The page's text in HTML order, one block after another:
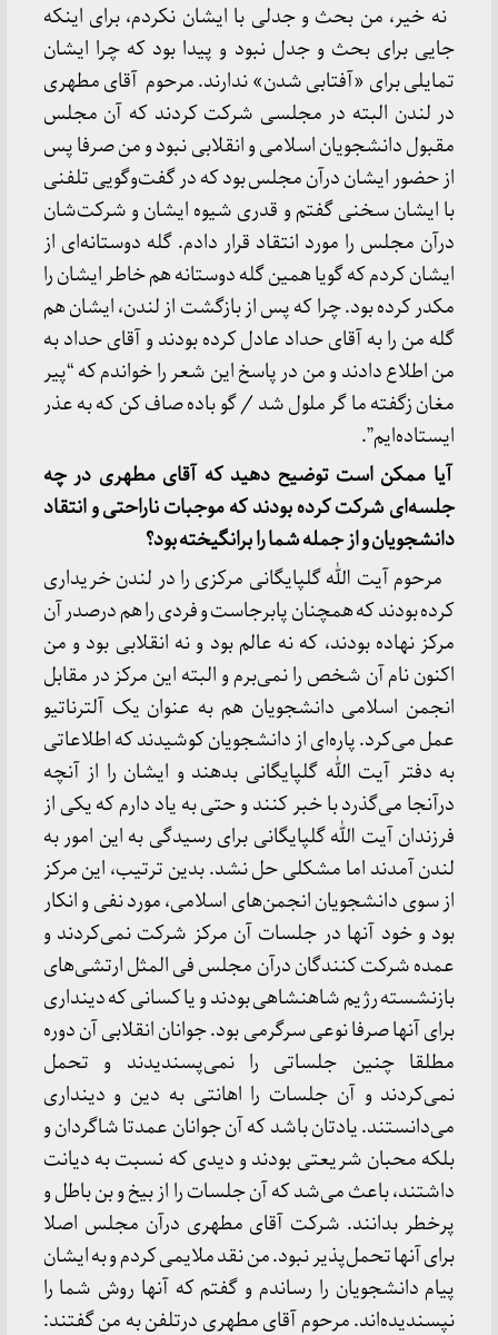
نه خیر، من بحث و جدلی با ایشان نکردم، برای اینکه
جایی برای بحث و جدل نبود و پیدا بود که چرا ایشان
تمایلی برای «آفتابی شدن» ندارند. مرحوم آقای مطهری
در لندن البته در مجلسی شرکت کردند که آن مجلس
مقبول دانشجویان اسلامی و انقلابی نبود و من صرفا پس
از حضور ایشان درآن مجلس بود که در گفت‌وگویی تلفنی
با ایشان سخنی گفتم و قدری شیوه ایشان و شرکت‌شان
درآن مجلس را مورد انتقاد قرار دادم. گله دوستانه‌ای از
ایشان کردم که گویا همین گله دوستانه هم خاطر ایشان را
مکدر کرده بود. چرا که پس از بازگشت از لندن، ایشان هم
گله من را به آقای حداد عادل کرده بودند و آقای حداد به
من اطلاع دادند و من در پاسخ این شعر را خواندم که “پیر
مغان زگفته ما گر ملول شد / گو باده صاف کن که به عذر
ایستاده‌ایم”.
آیا ممکن است توضیح دهید که آقای مطهری در چه
جلسه‌ای شرکت کرده بودند که موجبات ناراحتی و انتقاد
دانشجویان و از جمله شما را برانگیخته بود؟
مرحوم آیت الله گلپایگانی مرکزی را در لندن خریداری
کرده بودند که همچنان پابرجاست و فردی را هم درصدر آن
مرکز نهاده بودند، که نه عالم بود و نه انقلابی بود و من
اکنون نام آن شخص را نمی‌برم و البته این مرکز در مقابل
انجمن اسلامی دانشجویان هم به عنوان یک آلترناتیو
عمل می‌کرد. پاره‌ای از دانشجویان کوشیدند که اطلاعاتی
به دفتر آیت الله گلپایگانی بدهند و ایشان را از آنچه
درآنجا می‌گذرد با خبر کنند و حتی به یاد دارم که یکی از
فرزندان آیت الله گلپایگانی برای رسیدگی به این امور به
لندن آمدند اما مشکلی حل نشد. بدین ترتیب، این مرکز
از سوی دانشجویان انجمن‌های اسلامی، مورد نفی و انکار
بود و خود آنها در جلسات آن مرکز شرکت نمی‌کردند و
عمده شرکت کنندگان درآن مجلس فی المثل ارتشی‌های
بازنشسته رژیم شاهنشاهی بودند و یا کسانی که دینداری
برای آنها صرفا نوعی سرگرمی بود. جوانان انقلابی آن دوره
مطلقا چنین جلساتی را نمی‌پسندیدند و تحمل
نمی‌کردند و آن جلسات را اهانتی به دین و دینداری
می‌دانستند. یادتان باشد که آن جوانان عمدتا شاگردان و
بلکه محبان شریعتی بودند و دیدی که نسبت به دیانت
داشتند، باعث می‌شد که آن جلسات را از بیخ و بن باطل و
پرخطر بدانند. شرکت آقای مطهری درآن مجلس اصلا
برای آنها تحمل‌پذیر نبود. من نقد ملایمی کردم و به ایشان
پیام دانشجویان را رساندم و گفتم که آنها روش شما را
نپسندیده‌اند. مرحوم آقای مطهری درتلفن به من گفتند: